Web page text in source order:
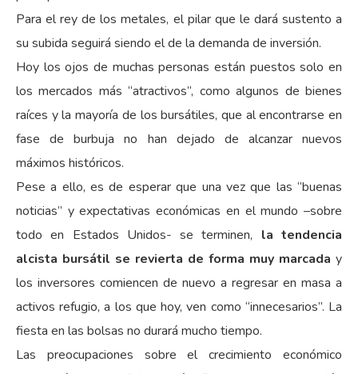
Para el rey de los metales, el pilar que le dará sustento a
su subida seguirá siendo el de la demanda de inversión.
Hoy los ojos de muchas personas están puestos solo en
los mercados más “atractivos”, como algunos de bienes
raíces y la mayoría de los bursátiles, que al encontrarse en
fase de burbuja no han dejado de alcanzar nuevos
máximos históricos.
Pese a ello, es de esperar que una vez que las “buenas
noticias” y expectativas económicas en el mundo –sobre
todo en Estados Unidos- se terminen, la tendencia
alcista bursátil se revierta de forma muy marcada y
los inversores comiencen de nuevo a regresar en masa a
activos refugio, a los que hoy, ven como “innecesarios”. La
fiesta en las bolsas no durará mucho tiempo.
Las preocupaciones sobre el crecimiento económico